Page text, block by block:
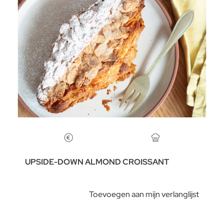
UPSIDE-DOWN ALMOND CROISSANT
Toevoegen aan mijn verlanglijst